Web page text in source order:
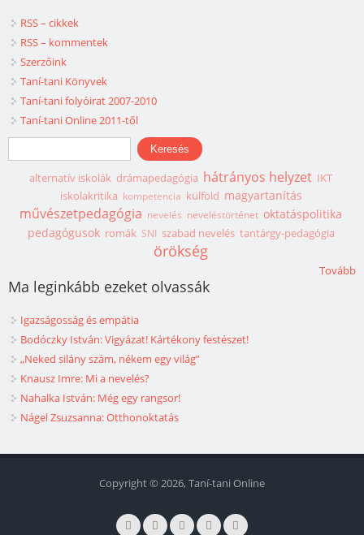
RSS – cikkek
RSS – kommentek
Szerzőink
Taní-tani Könyvek
Taní-tani folyóirat 2007-2010
Taní-tani Online 2011-től
Keresés űrlap
Keresés
alternatív iskolák drámapedagógia hátrányos helyzet IKT
iskolakritika kompetencia külföld magyartanítás
művészetpedagógia nevelés neveléstörténet oktatáspolitika
pedagógusok romák SNI szabad nevelés tantárgy-pedagógia
örökség
Tovább
Ma leginkább ezeket olvassák
Igazságosság és empátia
Bodóczky István: Vigyázat! Kártékony festészet!
„Neked silány szám, nékem egy világ”
Knausz Imre: Mi a nevelés?
Nahalka István: Még egy rangsor!
Nágel Zsuzsanna: Otthonoktatás
Copyright © 2026, Taní-tani Online